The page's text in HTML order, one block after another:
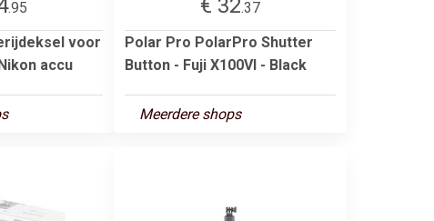
.95
voor
accu
.37
Polar Pro PolarPro Shutter
Button - Fuji X100VI - Black
Meerdere shops